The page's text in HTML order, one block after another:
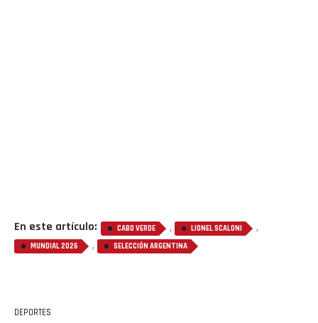
En este artículo: CABO VERDE , LIONEL SCALONI ,
MUNDIAL 2026 , SELECCIÓN ARGENTINA
DEPORTES